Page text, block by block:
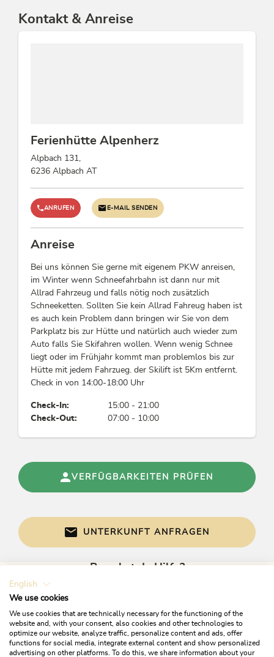
Vorauszahlung
Doppelzimmer: 3
Gruppen
Gruppen möglich bis Pers.: 6
Lage
Nähe Bergbahn, Berglage, Ruhige Lage,
Wanderwege Entfernung (km), Direkt am
Radweg, Alleinlage, Am Wanderweg,
Romantisches Umfeld, Wiesenlage, Waldnähe,
Wanderweg - Entfernung (m): 10
Sport / Freizeit
Nordic walking, Garten / Wiese, Jagdmöglichkeit,
Aktivitäten am Berg, Liegewiese, Nautische
Sportaktivitäten
Verleih
Schlitten-Verleih, Rodelverleih
Betriebsart
Almenlandwirte
Pferde, Rinder
Sandkasten, Streichelzoo, Kinderfreundlich,
Flaschenwärmer, Kinderhochstuhl, Baby-
Wickelauflage
Kontakt & Anreise
Ferienhütte Alpenherz
Alpbach 131,
6236 Alpbach AT
ANRUFEN E-MAIL SENDEN
Anreise
Bei uns können Sie gerne mit eigenem PKW anreisen,
im Winter wenn Schneefahrbahn ist dann nur mit
Allrad Fahrzeug und falls nötig noch zusätzlich
Schneeketten. Sollten Sie kein Allrad Fahreug haben ist
es auch kein Problem dann bringen wir Sie von dem
Parkplatz bis zur Hütte und natürlich auch wieder zum
Auto falls Sie Skifahren wollen. Wenn wenig Schnee
liegt oder im Frühjahr kommt man problemlos bis zur
Hütte mit jedem Fahrzueg. der Skilift ist 5Km entfernt.
Check in von 14:00-18:00 Uhr
Check-In:
15:00 - 21:00
Check-Out:
07:00 - 10:00
VERFÜGBARKEITEN PRÜFEN
UNTERKUNFT ANFRAGEN
Brauchst du Hilfe?
English
We use cookies
We use cookies that are technically necessary for the functioning of the
website and, with your consent, also cookies and other technologies to
optimize our website, analyze traffic, personalize content and ads, offer
functions for social media, integrate external content and show personalized
advertising on other platforms. To do this, we share information about your